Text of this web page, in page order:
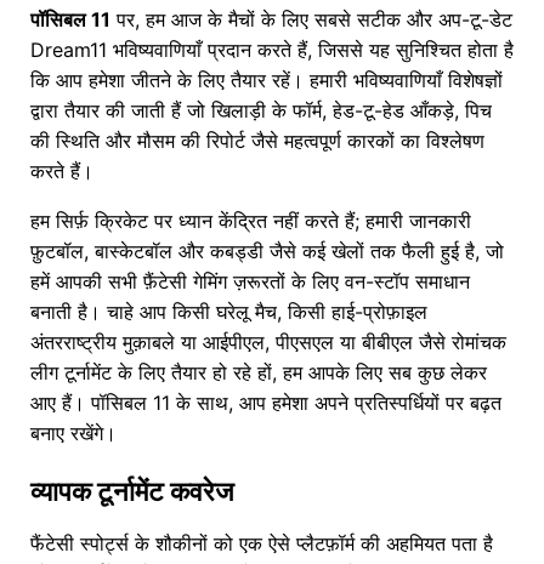
पॉसिबल 11 पर, हम आज के मैचों के लिए सबसे सटीक और अप-टू-डेट
Dream11 भविष्यवाणियाँ प्रदान करते हैं, जिससे यह सुनिश्चित होता है
कि आप हमेशा जीतने के लिए तैयार रहें। हमारी भविष्यवाणियाँ विशेषज्ञों
द्वारा तैयार की जाती हैं जो खिलाड़ी के फॉर्म, हेड-टू-हेड आँकड़े, पिच
की स्थिति और मौसम की रिपोर्ट जैसे महत्वपूर्ण कारकों का विश्लेषण
करते हैं।
हम सिर्फ़ क्रिकेट पर ध्यान केंद्रित नहीं करते हैं; हमारी जानकारी
फ़ुटबॉल, बास्केटबॉल और कबड्डी जैसे कई खेलों तक फैली हुई है, जो
हमें आपकी सभी फ़ैंटेसी गेमिंग ज़रूरतों के लिए वन-स्टॉप समाधान
बनाती है। चाहे आप किसी घरेलू मैच, किसी हाई-प्रोफ़ाइल
अंतरराष्ट्रीय मुक़ाबले या आईपीएल, पीएसएल या बीबीएल जैसे रोमांचक
लीग टूर्नामेंट के लिए तैयार हो रहे हों, हम आपके लिए सब कुछ लेकर
आए हैं। पॉसिबल 11 के साथ, आप हमेशा अपने प्रतिस्पर्धियों पर बढ़त
बनाए रखेंगे।
व्यापक टूर्नामेंट कवरेज
फैंटेसी स्पोर्ट्स के शौकीनों को एक ऐसे प्लैटफ़ॉर्म की अहमियत पता है